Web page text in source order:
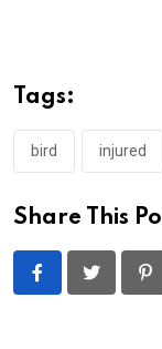
Tags:
bird injured
Share This